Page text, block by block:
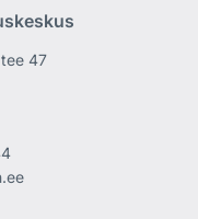
47